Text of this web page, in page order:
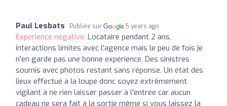
Paul Lesbats Publiée sur 5 years ago
Expérience négative: Locataire pendant 2 ans,
interactions limités avec l'agence mais le peu de fois je
n'en garde pas une bonne expérience. Des sinistres
soumis avec photos restant sans réponse. Un état des
lieux effectué à la loupe donc soyez extrêmement
vigilant à ne rien laisser passer à l'entrée car aucun
cadeau ne sera fait à la sortie même si vous laissez la